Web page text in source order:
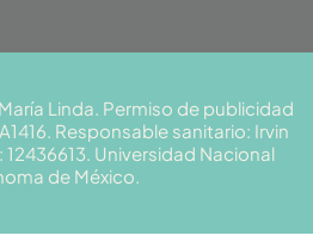
Linda. Permiso de publicidad
Responsable sanitario: Irvin
Universidad Nacional
de México.